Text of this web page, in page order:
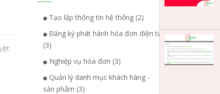
Tạo lập thông tin hệ thống (2)
Đăng ký phát hành hóa đơn điện tử
(3)
Nghiệp vụ hóa đơn (3)
Quản lý danh mục khách hàng -
sản phẩm (3)